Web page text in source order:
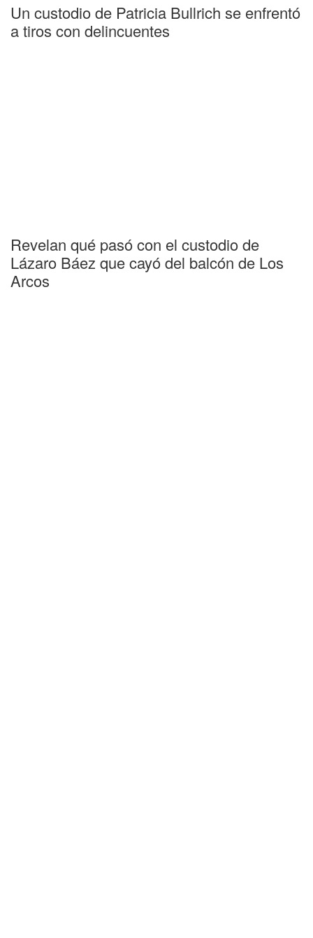
Un custodio de Patricia Bullrich se enfrentó
a tiros con delincuentes
Revelan qué pasó con el custodio de
Lázaro Báez que cayó del balcón de Los
Arcos